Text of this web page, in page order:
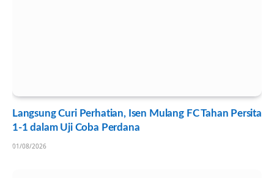
Langsung Curi Perhatian, Isen Mulang FC Tahan Persita
1-1 dalam Uji Coba Perdana
01/08/2026